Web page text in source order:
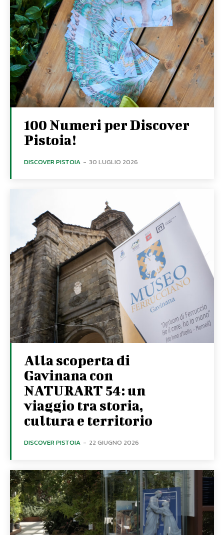
100 Numeri per Discover
Pistoia!
DISCOVER PISTOIA - 30 LUGLIO 2026
Alla scoperta di
Gavinana con
NATURART 54: un
viaggio tra storia,
cultura e territorio
DISCOVER PISTOIA - 22 GIUGNO 2026